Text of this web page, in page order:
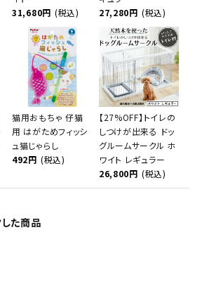
31,680円 (税込)
27,280円 (税込)
猫用おもちゃ 仔猫
用 はがためフィッシ
ュ猫じゃらし
492円 (税込)
【27%OFF】トイレの
しつけが出来る ドッ
グルームサークル ホ
ワイト レギュラー
26,800円 (税込)
た商品